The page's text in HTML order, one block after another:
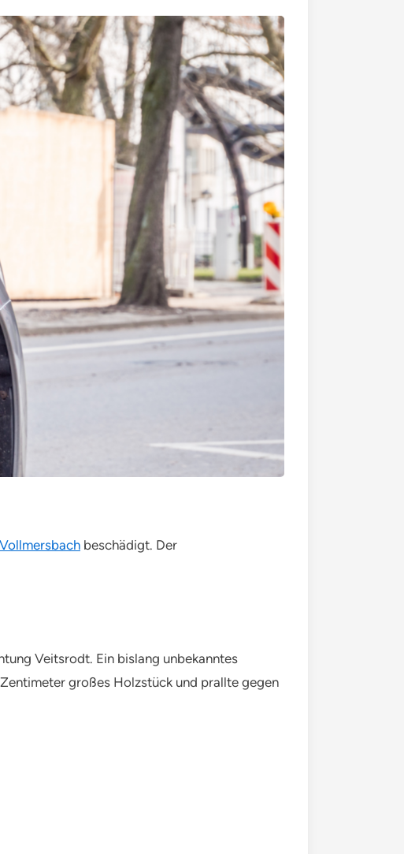
Vollmersbach beschädigt. Der
Veitsrodt. Ein bislang unbekanntes
großes Holzstück und prallte gegen